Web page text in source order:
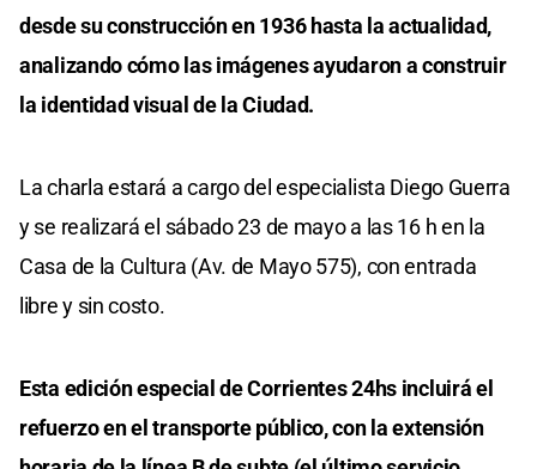
desde su construcción en 1936 hasta la actualidad,
analizando cómo las imágenes ayudaron a construir
la identidad visual de la Ciudad.
La charla estará a cargo del especialista Diego Guerra
y se realizará el sábado 23 de mayo a las 16 h en la
Casa de la Cultura (Av. de Mayo 575), con entrada
libre y sin costo.
Esta edición especial de Corrientes 24hs incluirá el
refuerzo en el transporte público, con la extensión